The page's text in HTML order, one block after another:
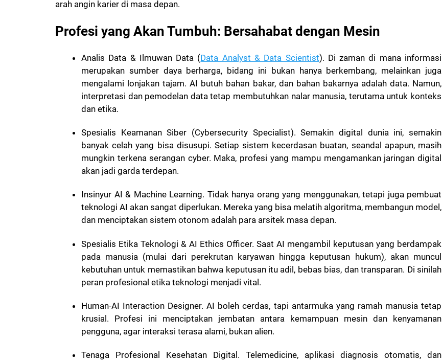
arah angin karier di masa depan.
Profesi yang Akan Tumbuh: Bersahabat dengan Mesin
Analis Data & Ilmuwan Data (Data Analyst & Data Scientist). Di zaman di mana informasi
merupakan sumber daya berharga, bidang ini bukan hanya berkembang, melainkan juga
mengalami lonjakan tajam. AI butuh bahan bakar, dan bahan bakarnya adalah data. Namun,
interpretasi dan pemodelan data tetap membutuhkan nalar manusia, terutama untuk konteks
dan etika.
Spesialis Keamanan Siber (Cybersecurity Specialist). Semakin digital dunia ini, semakin
banyak celah yang bisa disusupi. Setiap sistem kecerdasan buatan, seandal apapun, masih
mungkin terkena serangan cyber. Maka, profesi yang mampu mengamankan jaringan digital
akan jadi garda terdepan.
Insinyur AI & Machine Learning. Tidak hanya orang yang menggunakan, tetapi juga pembuat
teknologi AI akan sangat diperlukan. Mereka yang bisa melatih algoritma, membangun model,
dan menciptakan sistem otonom adalah para arsitek masa depan.
Spesialis Etika Teknologi & AI Ethics Officer. Saat AI mengambil keputusan yang berdampak
pada manusia (mulai dari perekrutan karyawan hingga keputusan hukum), akan muncul
kebutuhan untuk memastikan bahwa keputusan itu adil, bebas bias, dan transparan. Di sinilah
peran profesional etika teknologi menjadi vital.
Human-AI Interaction Designer. AI boleh cerdas, tapi antarmuka yang ramah manusia tetap
krusial. Profesi ini menciptakan jembatan antara kemampuan mesin dan kenyamanan
pengguna, agar interaksi terasa alami, bukan alien.
Tenaga Profesional Kesehatan Digital. Telemedicine, aplikasi diagnosis otomatis, dan